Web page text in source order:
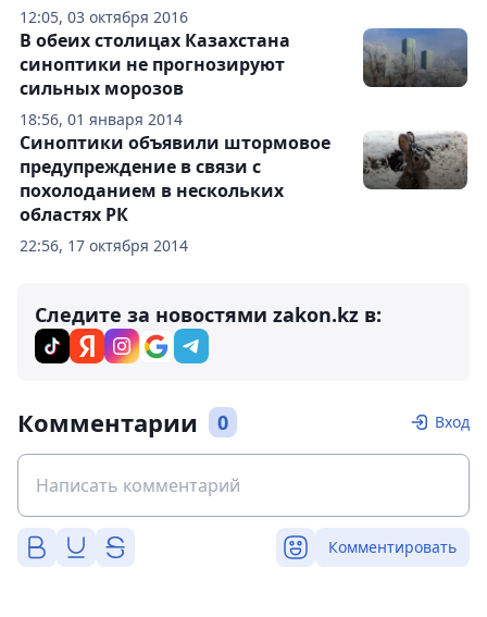
12:05, 03 октября 2016
18:56, 01 января 2014
В обеих столицах Казахстана
синоптики не прогнозируют
сильных морозов
22:56, 17 октября 2014
Синоптики объявили штормовое
предупреждение в связи с
похолоданием в нескольких
областях РК
Следите за новостями zakon.kz в:
Комментарии 0 Вход
Комментировать